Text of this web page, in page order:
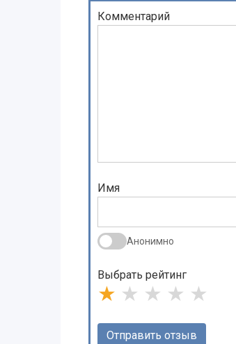
Комментарий
Имя
Анонимно
Выбрать рейтинг
★ ★ ★ ★ ★